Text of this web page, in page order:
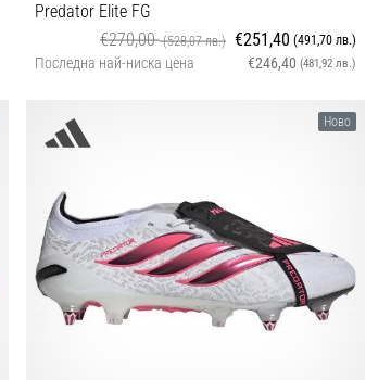
Predator Elite FG
€270,00(528,07 лв.) €251,40 (491,70 лв.)
Последна най-ниска цена €246,40 (481,92 лв.)
39⅓ 40 40⅔ 41⅓ 42 42⅔ 43⅓ 44 45⅓ 46⅔ 47⅓
Ново